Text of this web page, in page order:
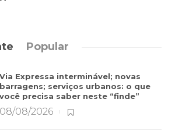
Popular
Via Expressa interminável; novas
barragens; serviços urbanos: o que
você precisa saber neste “finde”
08/08/2026